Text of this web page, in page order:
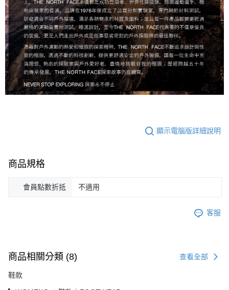
顯示電腦版詳細說明
商品規格
會員點數折抵 不適用
客服
商品相關分類 (8) 查看全部
鞋款